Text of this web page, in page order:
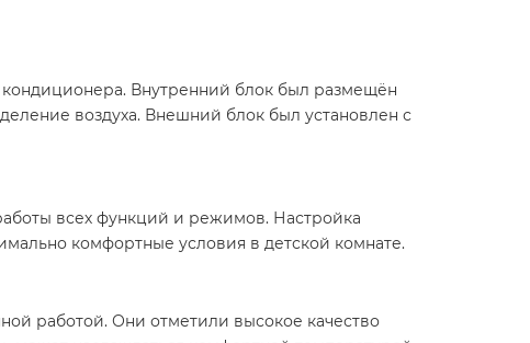
Внутренний блок был размещён
воздуха. Внешний блок был установлен с
всех функций и режимов. Настройка
комфортные условия в детской комнате.
работой. Они отметили высокое качество